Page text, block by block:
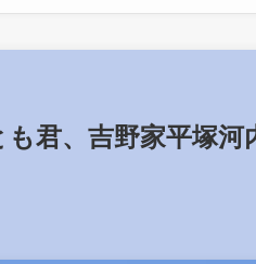
君、吉野家平塚河